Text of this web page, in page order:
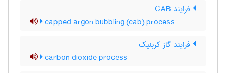
فرایند CAB
capped argon bubbling (cab) process
فرایند گاز کربنیک
carbon dioxide process